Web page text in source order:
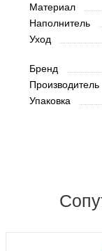
Материал
Наполнитель
Уход
Бренд
Производитель
Упаковка